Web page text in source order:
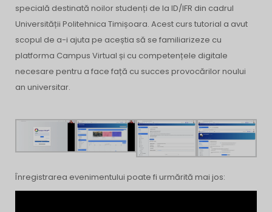
specială destinată noilor studenți de la ID/IFR din cadrul
Universității Politehnica Timișoara. Acest curs tutorial a avut
scopul de a-i ajuta pe aceștia să se familiarizeze cu
platforma Campus Virtual și cu competențele digitale
necesare pentru a face față cu succes provocărilor noului
an universitar.
Înregistrarea evenimentului poate fi urmărită mai jos: